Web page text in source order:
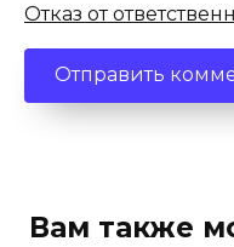
Отказ от
Вам также